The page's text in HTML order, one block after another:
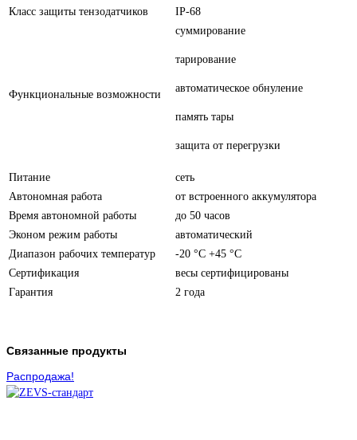
Класс защиты тензодатчиков
IP-68
Функциональные возможности
суммирование
тарирование
автоматическое обнуление
память тары
защита от перегрузки
Питание
сеть
Автономная работа
от встроенного аккумулятора
Время автономной работы
до 50 часов
Эконом режим работы
автоматический
Диапазон рабочих температур
-20 °C +45 °C
Сертификация
весы сертифицированы
Гарантия
2 года
Связанные продукты
Распродажа!